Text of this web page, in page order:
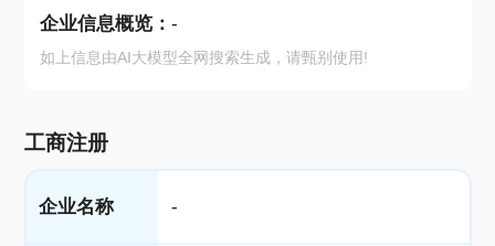
企业信息概览： -
如上信息由AI大模型全网搜索生成，请甄别使用!
工商注册
企业名称 -